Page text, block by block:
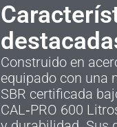
Construido en
equipado con una
SBR certificada
CAL‑PRO 600